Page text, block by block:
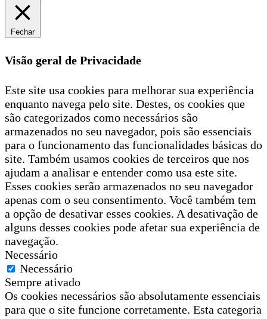
Fechar
Visão geral de Privacidade
Este site usa cookies para melhorar sua experiência
enquanto navega pelo site. Destes, os cookies que
são categorizados como necessários são
armazenados no seu navegador, pois são essenciais
para o funcionamento das funcionalidades básicas do
site. Também usamos cookies de terceiros que nos
ajudam a analisar e entender como usa este site.
Esses cookies serão armazenados no seu navegador
apenas com o seu consentimento. Você também tem
a opção de desativar esses cookies. A desativação de
alguns desses cookies pode afetar sua experiência de
navegação.
Necessário
Necessário
Sempre ativado
Os cookies necessários são absolutamente essenciais
para que o site funcione corretamente. Esta categoria